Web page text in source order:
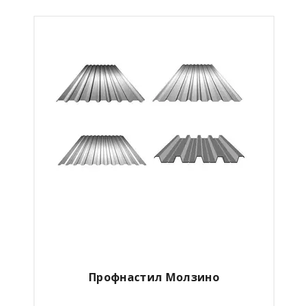
Профнастил Молзино